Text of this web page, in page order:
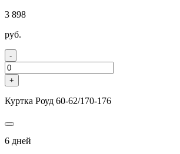
3 898
руб.
-
+
Куртка Роуд 60-62/170-176
6 дней